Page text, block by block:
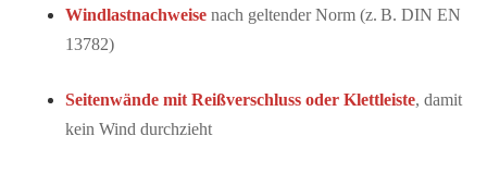
Windlastnachweise nach geltender Norm (z. B. DIN EN
13782)
Seitenwände mit Reißverschluss oder Klettleiste, damit
kein Wind durchzieht